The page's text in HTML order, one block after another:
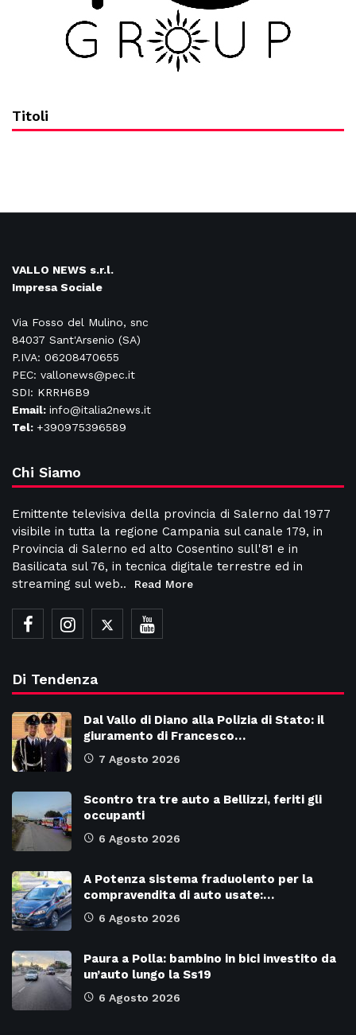
Titoli
VALLO NEWS s.r.l.
Impresa Sociale
Via Fosso del Mulino, snc
84037 Sant'Arsenio (SA)
P.IVA: 06208470655
PEC: vallonews@pec.it
SDI: KRRH6B9
Email: info@italia2news.it
Tel: +390975396589
Chi Siamo
Emittente televisiva della provincia di Salerno dal 1977
visibile in tutta la regione Campania sul canale 179, in
Provincia di Salerno ed alto Cosentino sull'81 e in
Basilicata sul 76, in tecnica digitale terrestre ed in
streaming sul web..
Read More
Di Tendenza
Dal Vallo di Diano alla Polizia di Stato: il
giuramento di Francesco…
7 Agosto 2026
Scontro tra tre auto a Bellizzi, feriti gli
occupanti
6 Agosto 2026
A Potenza sistema fraduolento per la
compravendita di auto usate:…
6 Agosto 2026
Paura a Polla: bambino in bici investito da
un’auto lungo la Ss19
6 Agosto 2026